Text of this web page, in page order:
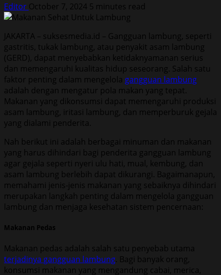
Editor October 7, 2024 5 minutes read
JAKARTA – suksesmedia.id – Gangguan lambung, seperti
gastritis, tukak lambung, atau penyakit asam lambung
(GERD), dapat menyebabkan ketidaknyamanan serius
dan memengaruhi kualitas hidup seseorang. Salah satu
faktor penting dalam mengelola gangguan lambung
adalah dengan mengatur pola makan yang tepat.
Makanan yang dikonsumsi dapat memengaruhi produksi
asam lambung, iritasi lambung, dan memperburuk gejala
yang dialami penderita.
Nah berikut ini adalah berbagai minuman dan makanan
yang harus dihindari bagi penderita gangguan lambung
agar gejala seperti nyeri ulu hati, mual, kembung, dan
asam lambung berlebih dapat dikurangi. Bagaimanapun,
memahami jenis-jenis makanan yang sebaiknya dihindari
merupakan langkah penting dalam mengelola gangguan
lambung dan menjaga kesehatan sistem pencernaan:
Makanan Pedas
Makanan pedas adalah salah satu penyebab utama
terjadinya gangguan lambung. Bagi banyak orang,
konsumsi makanan yang mengandung cabai, merica,